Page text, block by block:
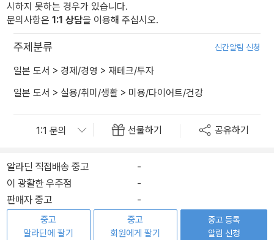
시하지 못하는 경우가 있습니다.
문의사항은 1:1 상담을 이용해 주십시오.
주제분류 신간알림 신청
일본 도서 > 경제/경영 > 재테크/투자
일본 도서 > 실용/취미/생활 > 미용/다이어트/건강
선물하기 공유하기
알라딘 직접배송 중고
-
이 광활한 우주점
-
판매자 중고
-
중고
알라딘에 팔기
중고
회원에게 팔기
중고 등록
알림 신청